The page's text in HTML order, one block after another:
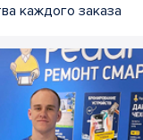
каждого заказа